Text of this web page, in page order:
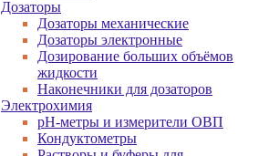
Дозаторы
Дозаторы механические
Дозаторы электронные
Дозирование больших объёмов
жидкости
Наконечники для дозаторов
Электрохимия
pH-метры и измерители ОВП
Кондуктометры